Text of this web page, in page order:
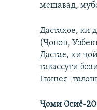
мешавад,
Дастаҳое, ки
(Ҷопон,
Дастае, ки
тавассути
Гвинея -
Ҷоми Осиё-